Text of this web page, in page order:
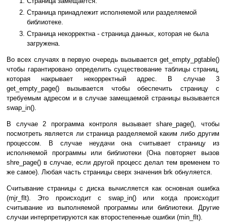
Страница принадлежит исполняемой или разделяемой
библиотеке.
Страница некорректна - страница данных, которая не была
загружена.
Во всех случаях в первую очередь вызывается get_empty_pgtable()
чтобы гарантировано определить существование таблицы страниц,
которая накрывает некорректный адрес. В случае 3
get_empty_page() вызывается чтобы обеспечить страницу с
требуемым адресом и в случае замещаемой страницы вызывается
swap_in().
В случае 2 программа контроля вызывает share_page(), чтобы
посмотреть является ли страница разделяемой каким либо другим
процессом. В случае неудачи она считывает страницу из
исполняемой программы или библиотеки (Она повторяет вызов
shre_page() в случае, если другой процесс делал тем временем то
же самое). Любая часть страницы сверх значения brk обнуляется.
Считывание страницы с диска вычисляется как основная ошибка
(mjr_flt). Это происходит с swap_in() или когда происходит
считывание из выполняемой программы или библиотеки. Другие
случаи интерпретируются как второстепенные ошибки (min_flt).